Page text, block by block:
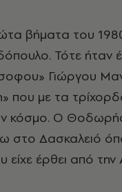
βήματα του
Τότε ήταν
Γιώργου
που με τα
κόσμο. Ο
στο Δασκαλειό
είχε έρθει από την